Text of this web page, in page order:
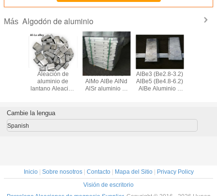
Más Algodón de aluminio
Aleación de
aluminio de
lantano Aleación
tierras raras para
endurecedores
AlTi AlSi AlFe
AlMo AlBe AlNd
AlSr aluminio al
AlBe3 (Be2.8-3.2)
AlBe5 (Be4.8-6.2)
AlBe Aluminio y
tierras
Cambie la lengua
Spanish
Inicio| Sobre nosotros| Contacto| Mapa del Sitio| Privacy Policy
Visión de escritorio